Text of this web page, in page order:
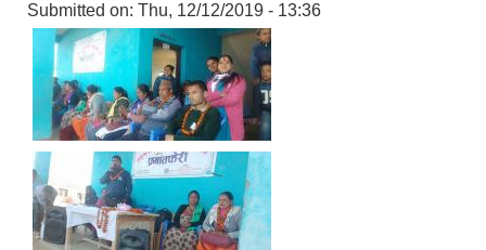
Submitted on: Thu, 12/12/2019 - 13:36